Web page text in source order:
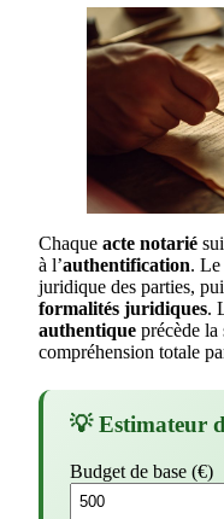
Chaque acte notarié
à l’authentification. Le
juridique des parties,
formalités juridiques.
authentique précède la
compréhension totale
💡 Estimateur
Budget de base (€)